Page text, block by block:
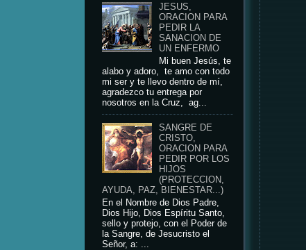
JESUS,
ORACION PARA
PEDIR LA
SANACION DE
UN ENFERMO
Mi buen Jesús, te
alabo y adoro, te amo con todo
mi ser y te llevo dentro de mí,
agradezco tu entrega por
nosotros en la Cruz, ag...
SANGRE DE
CRISTO,
ORACION PARA
PEDIR POR LOS
HIJOS
(PROTECCION,
AYUDA, PAZ, BIENESTAR...)
En el Nombre de Dios Padre,
Dios Hijo, Dios Espíritu Santo,
sello y protejo, con el Poder de
la Sangre, de Jesucristo el
Señor, a: ...